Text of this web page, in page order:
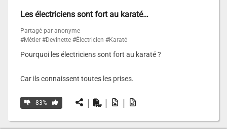
Les électriciens sont fort au karaté…
Partagé par anonyme
#Métier #Devinette #Électricien #Karaté
Pourquoi les électriciens sont fort au karaté ?
Car ils connaissent toutes les prises.
83% | | |